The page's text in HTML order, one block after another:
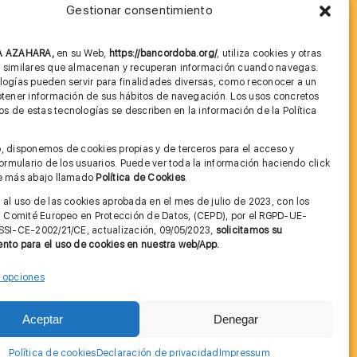
Gestionar consentimiento
AZAHARA, en su Web, https://bancordoba.org/, utiliza cookies y otras
que almacenan y recuperan información cuando navegas.
pueden servir para finalidades diversas, como reconocer a un
información de sus hábitos de navegación. Los usos concretos
de estas tecnologías se describen en la información de la Política
disponemos de cookies propias y de terceros para el acceso y
de los usuarios. Puede ver toda la información haciendo click
más abajo llamado Política de Cookies.
al uso de las cookies aprobada en el mes de julio de 2023, con los
Europeo en Protección de Datos, (CEPD), por el RGPD-UE-
CE-2002/21/CE, actualización, 09/05/2023, solicitamos su
para el uso de cookies en nuestra web/App.
Aceptar Denegar
Política de cookies Declaración de privacidad Impressum
Imagen corporativa
Cita previa FAGA
Condiciones de Uso Web
Contactar